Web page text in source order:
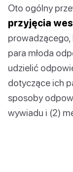
Oto ogólny
przyjęcia
para młoda
udzielić
dotyczące ich
sposoby
wywiadu i (2)